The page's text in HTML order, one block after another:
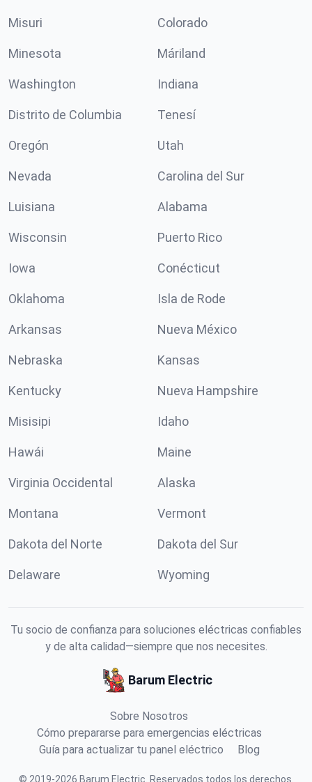
Misuri Colorado
Minesota Máriland
Washington Indiana
Distrito de Columbia Tenesí
Oregón Utah
Nevada Carolina del Sur
Luisiana Alabama
Wisconsin Puerto Rico
Iowa Conécticut
Oklahoma Isla de Rode
Arkansas Nueva México
Nebraska Kansas
Kentucky Nueva Hampshire
Misisipi Idaho
Hawái Maine
Virginia Occidental Alaska
Montana Vermont
Dakota del Norte Dakota del Sur
Delaware Wyoming
Tu socio de confianza para soluciones eléctricas confiables
y de alta calidad—siempre que nos necesites.
Barum Electric
Sobre Nosotros
Cómo prepararse para emergencias eléctricas
Guía para actualizar tu panel eléctrico
Blog
© 2019-2026 Barum Electric Reservados todos los derechos.